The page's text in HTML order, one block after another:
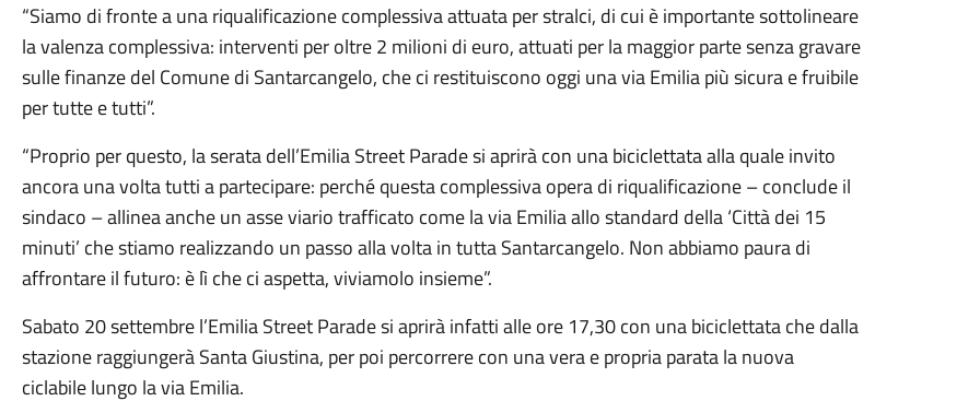
“Siamo di fronte a una riqualificazione complessiva attuata per stralci, di cui è importante sottolineare
la valenza complessiva: interventi per oltre 2 milioni di euro, attuati per la maggior parte senza gravare
sulle finanze del Comune di Santarcangelo, che ci restituiscono oggi una via Emilia più sicura e fruibile
per tutte e tutti”.
“Proprio per questo, la serata dell’Emilia Street Parade si aprirà con una biciclettata alla quale invito
ancora una volta tutti a partecipare: perché questa complessiva opera di riqualificazione – conclude il
sindaco – allinea anche un asse viario trafficato come la via Emilia allo standard della ‘Città dei 15
minuti’ che stiamo realizzando un passo alla volta in tutta Santarcangelo. Non abbiamo paura di
affrontare il futuro: è lì che ci aspetta, viviamolo insieme”.
Sabato 20 settembre l’Emilia Street Parade si aprirà infatti alle ore 17,30 con una biciclettata che dalla
stazione raggiungerà Santa Giustina, per poi percorrere con una vera e propria parata la nuova
ciclabile lungo la via Emilia.